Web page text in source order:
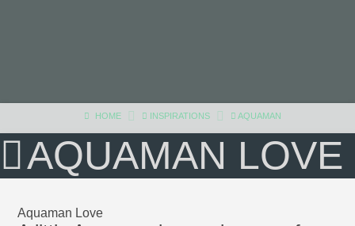
HOME INSPIRATIONS AQUAMAN
AQUAMAN LOVE
Aquaman Love